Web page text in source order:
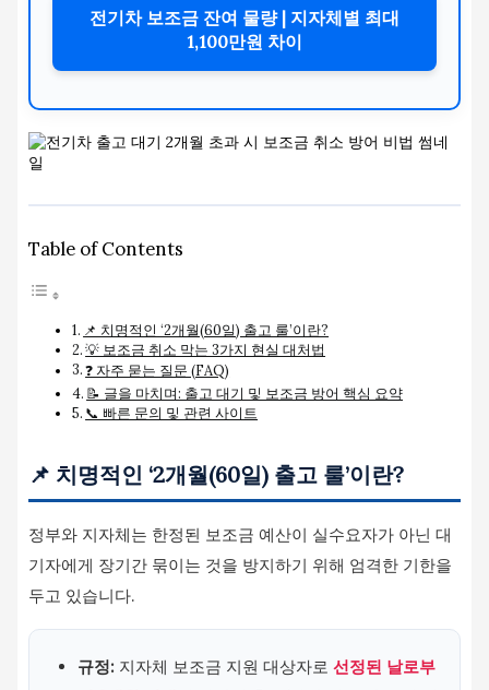
전기차 보조금 잔여 물량 | 지자체별 최대
1,100만원 차이
Table of Contents
📌 치명적인 ‘2개월(60일) 출고 룰’이란?
💡 보조금 취소 막는 3가지 현실 대처법
❓ 자주 묻는 질문 (FAQ)
📝 글을 마치며: 출고 대기 및 보조금 방어 핵심 요약
📞 빠른 문의 및 관련 사이트
📌 치명적인 ‘2개월(60일) 출고 룰’이란?
정부와 지자체는 한정된 보조금 예산이 실수요자가 아닌 대
기자에게 장기간 묶이는 것을 방지하기 위해 엄격한 기한을
두고 있습니다.
규정: 지자체 보조금 지원 대상자로 선정된 날로부